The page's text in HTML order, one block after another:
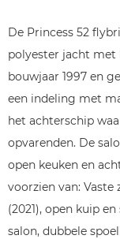
De Princess 52
polyester jacht
bouwjaar 1997 en
een indeling met
het achterschip
opvarenden. De
open keuken en
voorzien van:
(2021), open kuip
salon, dubbele